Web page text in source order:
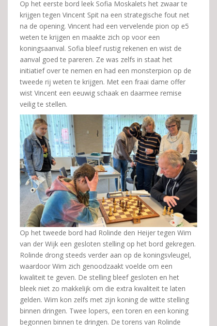
Op het eerste bord leek Sofia Moskalets het zwaar te
krijgen tegen Vincent Spit na een strategische fout net
na de opening. Vincent had een vervelende pion op e5
weten te krijgen en maakte zich op voor een
koningsaanval. Sofia bleef rustig rekenen en wist de
aanval goed te pareren. Ze was zelfs in staat het
initiatief over te nemen en had een monsterpion op de
tweede rij weten te krijgen. Met een fraai dame offer
wist Vincent een eeuwig schaak en daarmee remise
veilig te stellen.
Op het tweede bord had Rolinde den Heijer tegen Wim
van der Wijk een gesloten stelling op het bord gekregen.
Rolinde drong steeds verder aan op de koningsvleugel,
waardoor Wim zich genoodzaakt voelde om een
kwaliteit te geven. De stelling bleef gesloten en het
bleek niet zo makkelijk om die extra kwaliteit te laten
gelden. Wim kon zelfs met zijn koning de witte stelling
binnen dringen. Twee lopers, een toren en een koning
begonnen binnen te dringen. De torens van Rolinde